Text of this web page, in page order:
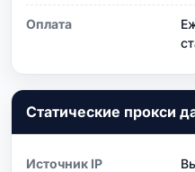
Оплата
Статические прокси
Источник IP